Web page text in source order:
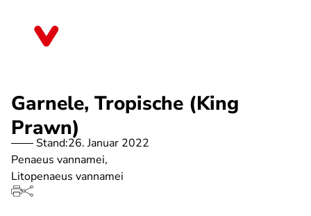
Garnele, Tropische (King
Prawn)
Stand:26. Januar 2022
Penaeus vannamei,
Litopenaeus vannamei